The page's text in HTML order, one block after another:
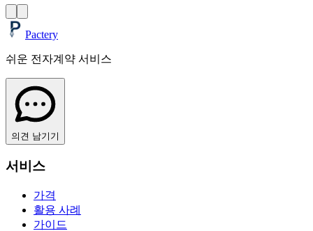
Pactery
쉬운 전자계약 서비스
의견 남기기
서비스
가격
활용 사례
가이드